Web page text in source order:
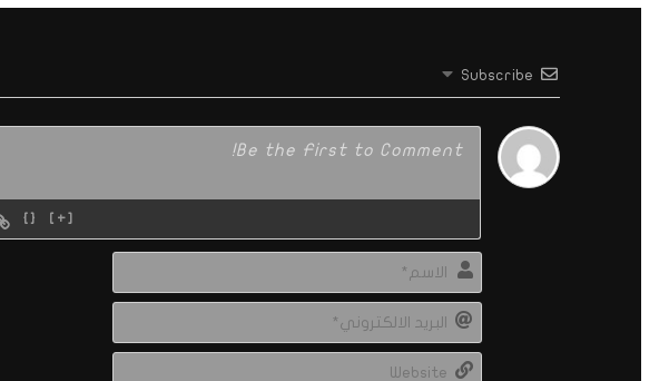
Subscribe
{} [+]